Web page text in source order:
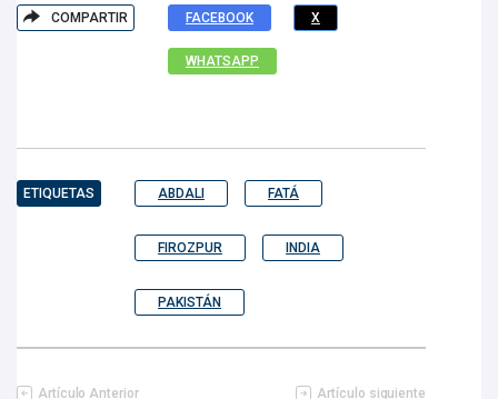
COMPARTIR FACEBOOK X
WHATSAPP
ETIQUETAS ABDALI FATÁ
FIROZPUR INDIA
PAKISTÁN
Artículo Anterior Artículo siguiente